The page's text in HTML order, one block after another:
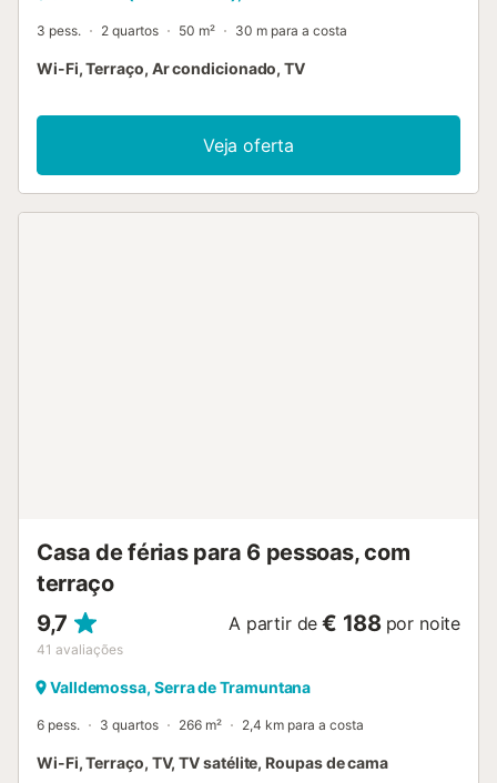
3 pess. 2 quartos 50 m² 30 m para a costa
Wi-Fi, Terraço, Ar condicionado, TV
Veja oferta
Casa de férias para 6 pessoas, com
terraço
9,7
41 avaliações
A partir de € 188 por noite
Valldemossa, Serra de Tramuntana
6 pess. 3 quartos 266 m² 2,4 km para a costa
Wi-Fi, Terraço, TV, TV satélite, Roupas de cama